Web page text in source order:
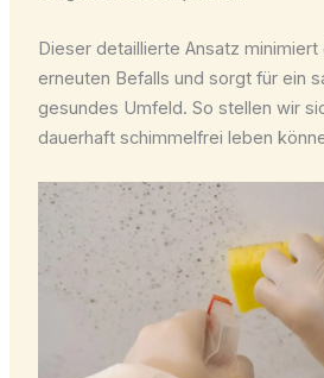
Dieser detaillierte Ansatz
erneuten Befalls und sorgt für ein
gesundes Umfeld. So stellen wir
dauerhaft schimmelfrei leben